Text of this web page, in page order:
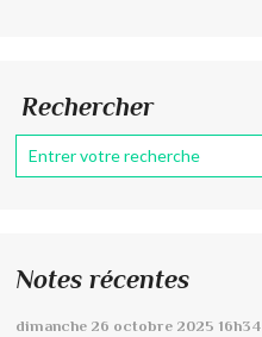
Rechercher
Notes récentes
dimanche 26 octobre 2025 16h34